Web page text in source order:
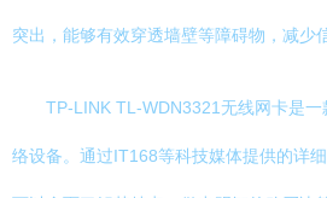
突出，能够有效穿透墙壁等障碍物，减少
TP-LINK TL-WDN3321无线网卡是
络设备。通过IT168等科技媒体提供的详